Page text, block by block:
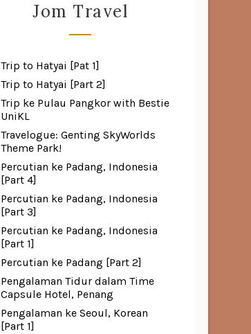
Jom Travel
Trip to Hatyai [Pat 1]
Trip to Hatyai [Part 2]
Trip ke Pulau Pangkor with Bestie
UniKL
Travelogue: Genting SkyWorlds
Theme Park!
Percutian ke Padang, Indonesia
[Part 4]
Percutian ke Padang, Indonesia
[Part 3]
Percutian ke Padang, Indonesia
[Part 1]
Percutian ke Padang [Part 2]
Pengalaman Tidur dalam Time
Capsule Hotel, Penang
Pengalaman ke Seoul, Korean
[Part 1]